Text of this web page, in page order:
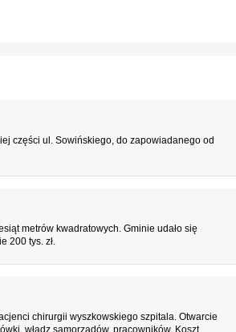
części ul. Sowińskiego, do zapowiadanego od
metrów kwadratowych. Gminie udało się
200 tys. zł.
chirurgii wyszkowskiego szpitala. Otwarcie
władz samorządów, pracowników. Koszt